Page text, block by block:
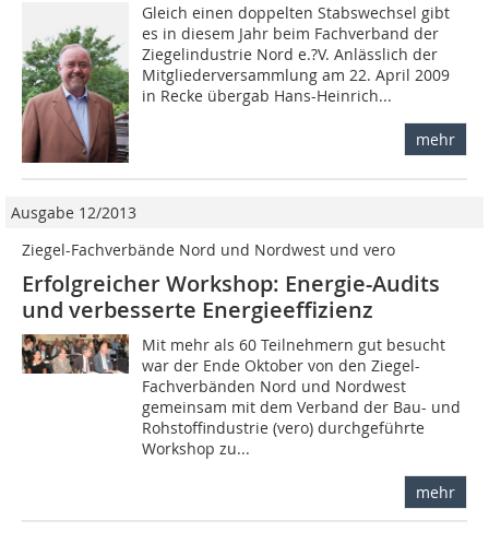
Gleich einen doppelten Stabswechsel gibt
es in diesem Jahr beim Fachverband der
Ziegelindustrie Nord e.?V. Anlässlich der
Mitglieder­versammlung am 22. April 2009
in Recke übergab Hans-Heinrich...
mehr
Ausgabe 12/2013
Ziegel-Fachverbände Nord und Nordwest und vero
Erfolgreicher Workshop: Energie-Audits
und verbesserte Energieeffizienz
Mit mehr als 60 Teilnehmern gut besucht
war der Ende Oktober von den Ziegel-
Fachverbänden Nord und Nordwest
gemeinsam mit dem Verband der Bau- und
Rohstoffindustrie (vero) durchgeführte
Workshop zu...
mehr